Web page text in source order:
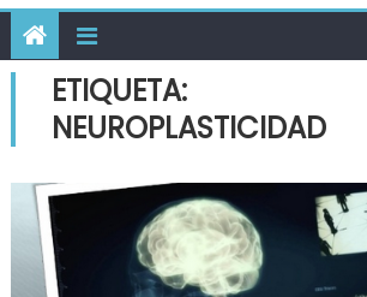
ETIQUETA:
NEUROPLASTICIDAD